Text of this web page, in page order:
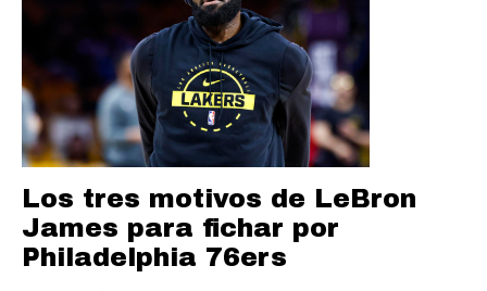
Los tres motivos de LeBron
James para fichar por
Philadelphia 76ers